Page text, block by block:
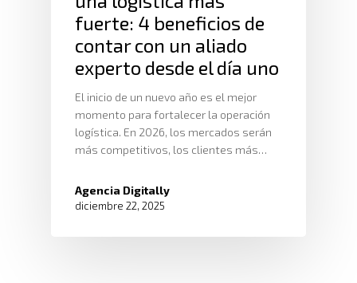
fuerte: 4 beneficios de
contar con un aliado
experto desde el día uno
El inicio de un nuevo año es el mejor
momento para fortalecer la operación
logística. En 2026, los mercados serán
más competitivos, los clientes más…
Agencia Digitally
diciembre 22, 2025